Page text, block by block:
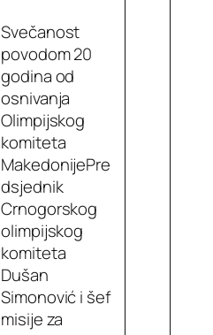
Svečanost
povodom 20
godina od
osnivanja
Olimpijskog
komiteta
MakedonijePre
dsjednik
Crnogorskog
olimpijskog
komiteta
Dušan
Simonović i šef
misije za